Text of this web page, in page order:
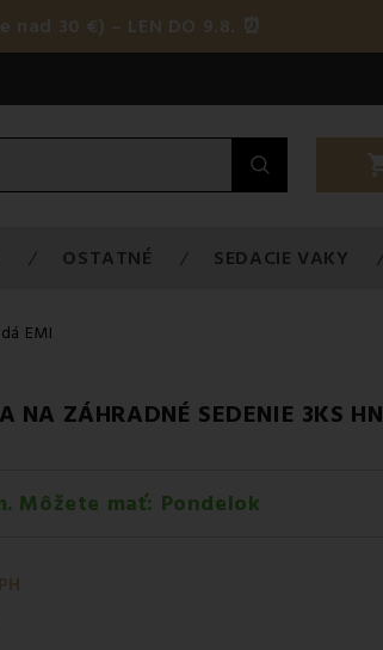
nad 30 €) – LEN DO 9.8. ⏰
OSTATNÉ SEDACIE VAKY
EMI
NA ZÁHRADNÉ SEDENIE 3KS
Môžete mať: Pondelok
10.08